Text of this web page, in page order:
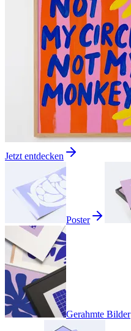
Jetzt entdecken
Poster
Gerahmte Bilder